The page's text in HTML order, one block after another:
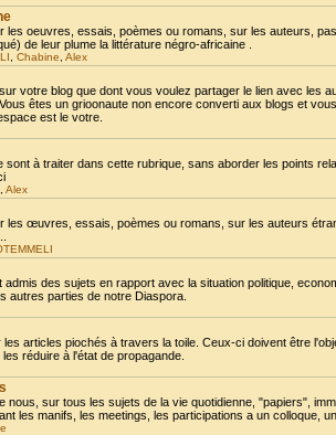
les oeuvres, essais, poèmes ou romans, sur les auteurs,
de leur plume la littérature négro-africaine .
Chabine Alex
votre blog que dont vous voulez partager le lien avec les
êtes un grioonaute non encore converti aux blogs et
est le votre.
sont à traiter dans cette rubrique, sans aborder les points
Alex
les œuvres, essais, poèmes ou romans, sur les auteurs
des sujets en rapport avec la situation politique,
autres parties de notre Diaspora.
articles piochés à travers la toile. Ceux-ci doivent être
réduire à l'état de propagande.
nous, sur tous les sujets de la vie quotidienne, "papiers",
les manifs, les meetings, les participations a un colloque,